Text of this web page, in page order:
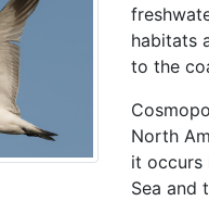
habitats
to the
North
it occurs
Sea and